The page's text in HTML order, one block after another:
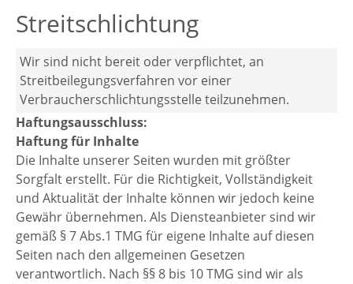
Streitschlichtung
Wir sind nicht bereit oder verpflichtet, an
Streitbeilegungsverfahren vor einer
Verbraucherschlichtungsstelle teilzunehmen.
Haftungsausschluss:
Haftung für Inhalte
Die Inhalte unserer Seiten wurden mit größter
Sorgfalt erstellt. Für die Richtigkeit, Vollständigkeit
und Aktualität der Inhalte können wir jedoch keine
Gewähr übernehmen. Als Diensteanbieter sind wir
gemäß § 7 Abs.1 TMG für eigene Inhalte auf diesen
Seiten nach den allgemeinen Gesetzen
verantwortlich. Nach §§ 8 bis 10 TMG sind wir als